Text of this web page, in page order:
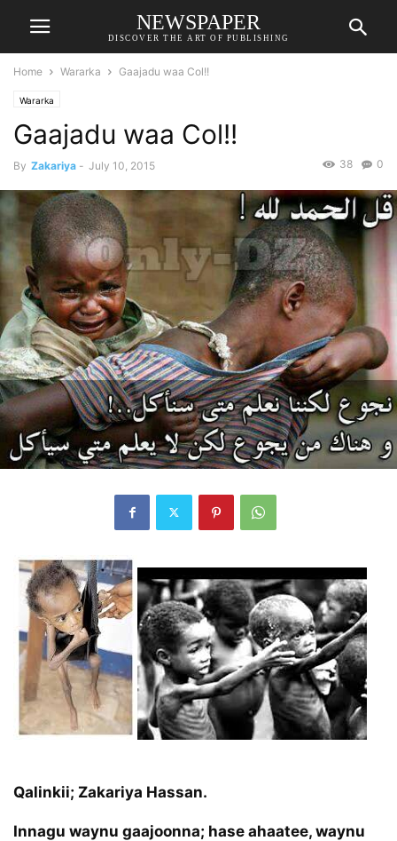
NEWSPAPER
DISCOVER THE ART OF PUBLISHING
Home Wararka Gaajadu waa Col!!
Wararka
Gaajadu waa Col!!
By Zakariya - July 10, 2015 0
38
Qalinkii; Zakariya Hassan.
Innagu waynu gaajoonna; hase ahaatee, waynu